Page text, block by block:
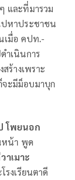
และที่มารวม
ปหาประชาชน
เมื่อ คปท.-
ำเนินการ
ร้างเพราะ
จะมีม็อบมาบุก
โพยนอก
หน้า พูด
าเมาะ
รงเรียนตาดี